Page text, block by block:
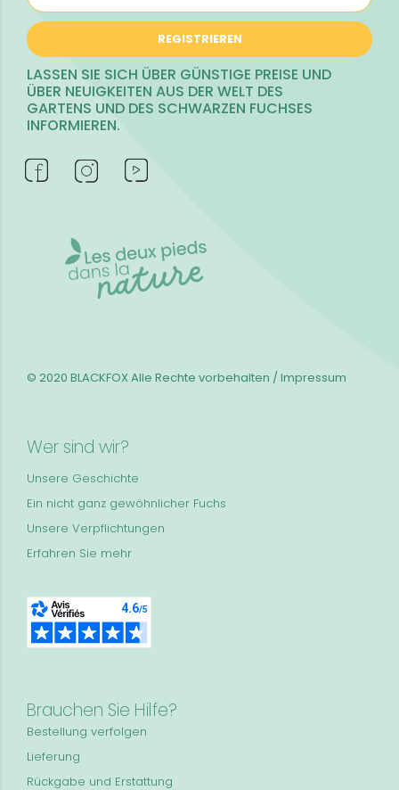
REGISTRIEREN
LASSEN SIE SICH ÜBER GÜNSTIGE PREISE UND
ÜBER NEUIGKEITEN AUS DER WELT DES
GARTENS UND DES SCHWARZEN FUCHSES
INFORMIEREN.
Wer sind wir?
Unsere Geschichte
Ein nicht ganz gewöhnlicher Fuchs
Unsere Verpflichtungen
Erfahren Sie mehr
Brauchen Sie Hilfe?
Bestellung verfolgen
Lieferung
Rückgabe und Erstattung
© 2020 BLACKFOXAlle Rechte vorbehalten / Impressum